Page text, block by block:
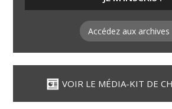
Accédez aux archives
VOIR LE MÉDIA-KIT DE